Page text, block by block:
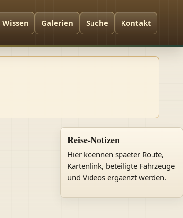
Wissen Galerien Suche Kontakt
Reise-Notizen
Hier koennen spaeter Route,
Kartenlink, beteiligte Fahrzeuge
und Videos ergaenzt werden.